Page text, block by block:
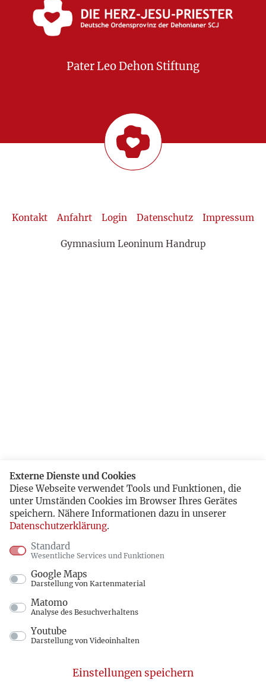
Pater Leo Dehon Stiftung
Kontakt Anfahrt Login Datenschutz Impressum
Gymnasium Leoninum Handrup
Externe Dienste und Cookies
Diese Webseite verwendet Tools und Funktionen, die
unter Umständen Cookies im Browser Ihres Gerätes
speichern. Nähere Informationen dazu in unserer
Datenschutzerklärung.
Standard
Wesentliche Services und Funktionen
Google Maps
Darstellung von Kartenmaterial
Matomo
Analyse des Besuchverhaltens
Youtube
Darstellung von Videoinhalten
Einstellungen speichern